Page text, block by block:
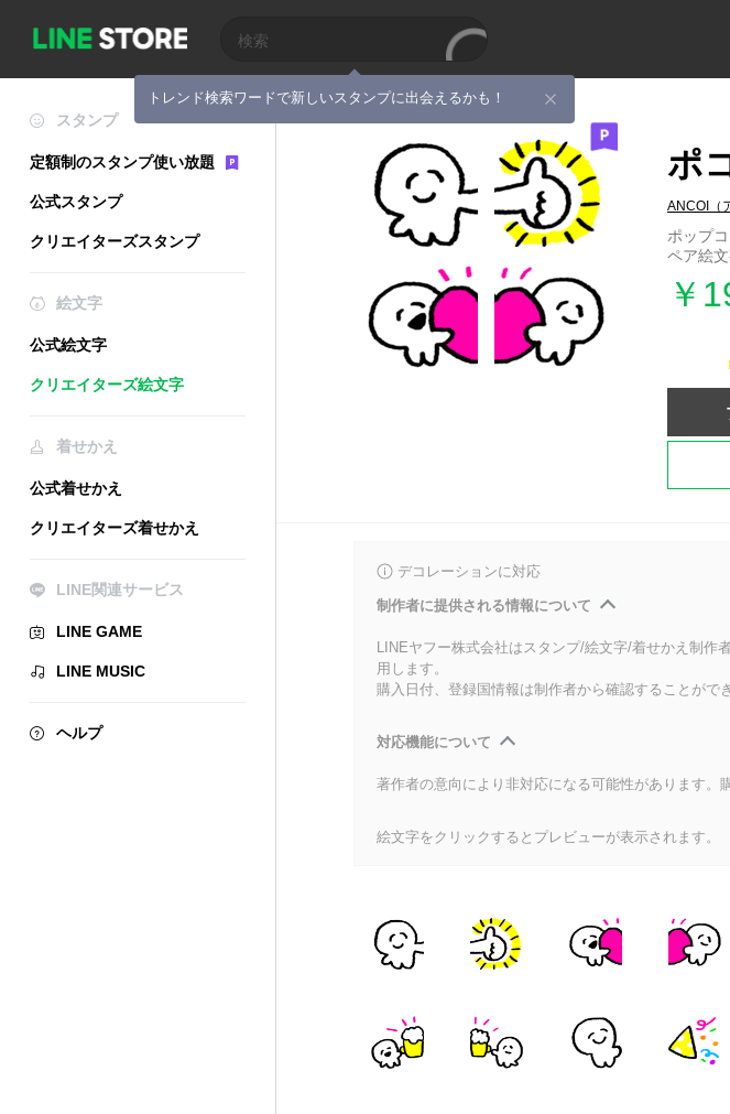
トレンド検索ワードで新しいスタンプに出会えるかも！
スタンプ
定額制のスタンプ使い放題
公式スタンプ
クリエイターズスタンプ
絵文字
公式絵文字
クリエイターズ絵文字
着せかえ
公式着せかえ
クリエイターズ着せかえ
LINE関連サービス
LINE GAME
LINE MUSIC
ヘルプ
ポ
ANCOI（
ポップ
ペア絵
￥
デコレーションに対応
制作者に提供される情報について
LINEヤフー株式会社はスタンプ/絵文字/着せかえ制作
用します。
購入日付、登録国情報は制作者から確認することが
対応機能について
著作者の意向により非対応になる可能性があります。
絵文字をクリックするとプレビューが表示されます。